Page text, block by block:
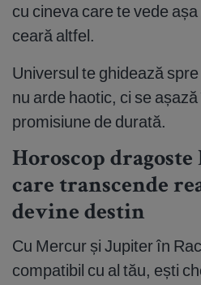
cu cineva care te vede
ceară altfel.
Universul te ghidează
nu arde haotic, ci se
promisiune de durată.
Horoscop
care transcende
devine destin
Cu Mercur și Jupiter în
compatibil cu al tău, ești